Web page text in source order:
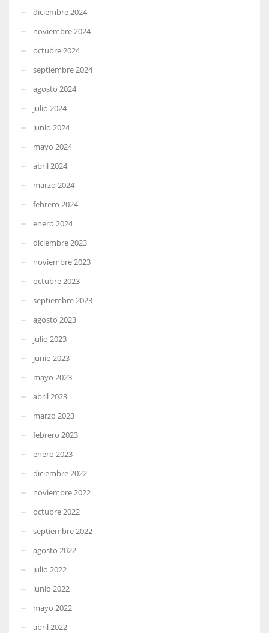
diciembre 2024
noviembre 2024
octubre 2024
septiembre 2024
agosto 2024
julio 2024
junio 2024
mayo 2024
abril 2024
marzo 2024
febrero 2024
enero 2024
diciembre 2023
noviembre 2023
octubre 2023
septiembre 2023
agosto 2023
julio 2023
junio 2023
mayo 2023
abril 2023
marzo 2023
febrero 2023
enero 2023
diciembre 2022
noviembre 2022
octubre 2022
septiembre 2022
agosto 2022
julio 2022
junio 2022
mayo 2022
abril 2022